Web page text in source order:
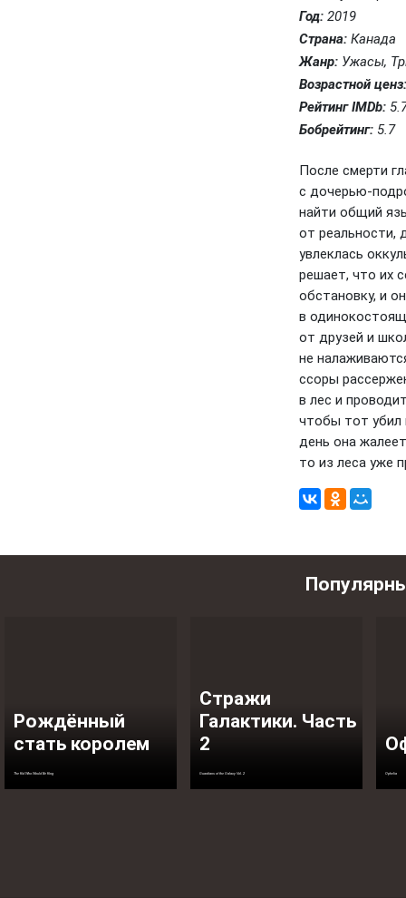
Год: 2019
Страна: Канада
Жанр: Ужасы,
Возрастной ценз:
Рейтинг IMDb:
Бобрейтинг: 5.7
После смерти
с дочерью-
найти общий
от реальности,
увлеклась
решает, что их
обстановку, и
в
от друзей и
не
ссоры
в лес и
чтобы тот
день она
то из леса уже
Рождённый
стать королем
The Kid Who Would Be King
Стражи
Галактики. Часть
2
Guardians of the Galaxy Vol. 2 Ophelia